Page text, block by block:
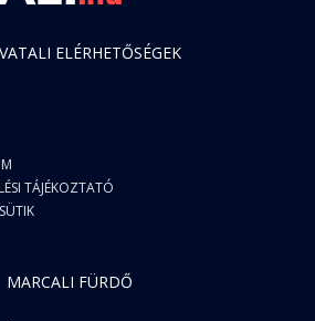
ELÉRHETŐSÉGEK
TÁJÉKOZTATÓ
MARCALI FÜRDŐ